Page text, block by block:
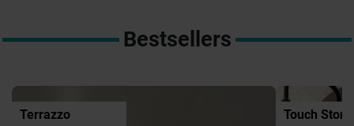
Bestsellers
Terrazzo Touch Stone